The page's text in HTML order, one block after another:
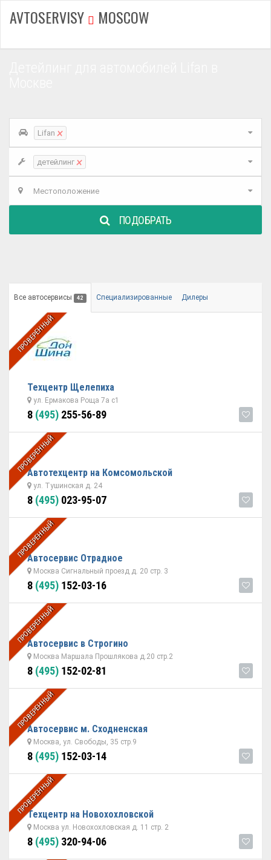
AVTOSERVISY MOSCOW
Lifan ×
детейлинг ×
Местоположение
ПОДОБРАТЬ
Все автосервисы 42 Специализированные Дилеры
ПРОВЕРЕННЫЙ
Техцентр Щелепиха
ул. Ермакова Роща 7а с1
8 (495) 255-56-89
ПРОВЕРЕННЫЙ
Автотехцентр на Комсомольской
ул. Тушинская д. 24
8 (495) 023-95-07
ПРОВЕРЕННЫЙ
Автосервис Отрадное
Москва Сигнальный проезд д. 20 стр. 3
8 (495) 152-03-16
ПРОВЕРЕННЫЙ
Автосервис в Строгино
Москва Маршала Прошлякова д.20 стр.2
8 (495) 152-02-81
ПРОВЕРЕННЫЙ
Автосервис м. Сходненская
Москва, ул. Свободы, 35 стр.9
8 (495) 152-03-14
ПРОВЕРЕННЫЙ
Техцентр на Новохохловской
Москва ул. Новохохловская д. 11 стр. 2
8 (495) 320-94-06